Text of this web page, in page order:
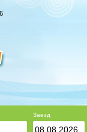
Заезд